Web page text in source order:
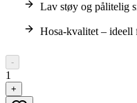
Lav støy og pålitelig
Hosa-kvalitet – ideell
-
1
+